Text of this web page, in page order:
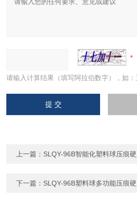
请输入计算结果（填写阿拉伯数字），如：
上一篇： SLQY-96B智能化塑料球压痕
下一篇： SLQY-96B塑料球多功能压痕